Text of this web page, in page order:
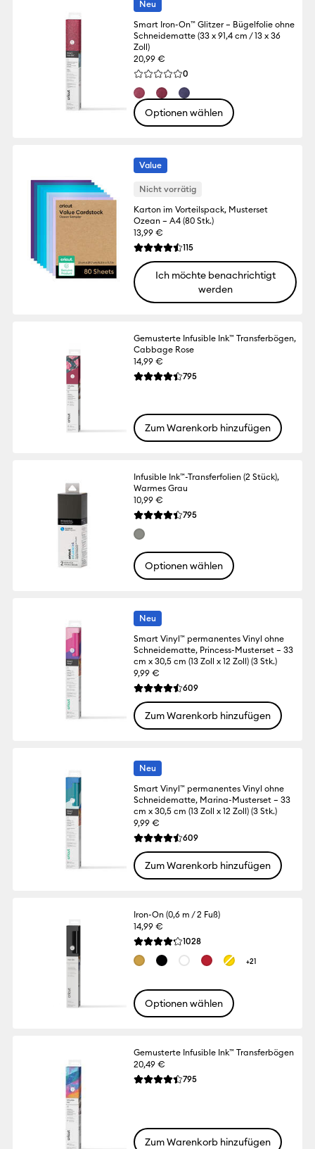
Neu
Smart Iron-On™ Glitzer – Bügelfolie ohne
Schneidematte (33 x 91,4 cm / 13 x 36
Zoll)
20,99 €
Die durchschnittliche Bewertung für
0
Optionen wählen
Value
Nicht vorrätig
Karton im Vorteilspack, Musterset
Ozean – A4 (80 Stk.)
13,99 €
Die durchschnittliche Bewertung für
115Reviews
Ich möchte benachrichtigt
werden
Gemusterte Infusible Ink™ Transferbögen,
Cabbage Rose
14,99 €
Die durchschnittliche Bewertung für
795Reviews
Zum Warenkorb hinzufügen
Infusible Ink™-Transferfolien (2 Stück),
Warmes Grau
10,99 €
Die durchschnittliche Bewertung für
795Reviews
Optionen wählen
Neu
Smart Vinyl™ permanentes Vinyl ohne
Schneidematte, Princess-Musterset – 33
cm x 30,5 cm (13 Zoll x 12 Zoll) (3 Stk.)
9,99 €
Die durchschnittliche Bewertung für
609Reviews
Zum Warenkorb hinzufügen
Neu
Smart Vinyl™ permanentes Vinyl ohne
Schneidematte, Marina-Musterset – 33
cm x 30,5 cm (13 Zoll x 12 Zoll) (3 Stk.)
9,99 €
Die durchschnittliche Bewertung für
609Reviews
Zum Warenkorb hinzufügen
Iron-On (0,6 m / 2 Fuß)
14,99 €
Die durchschnittliche Bewertung für
1028Reviews
+21
Optionen wählen
Gemusterte Infusible Ink™ Transferbögen
20,49 €
Die durchschnittliche Bewertung für
795Reviews
Zum Warenkorb hinzufügen